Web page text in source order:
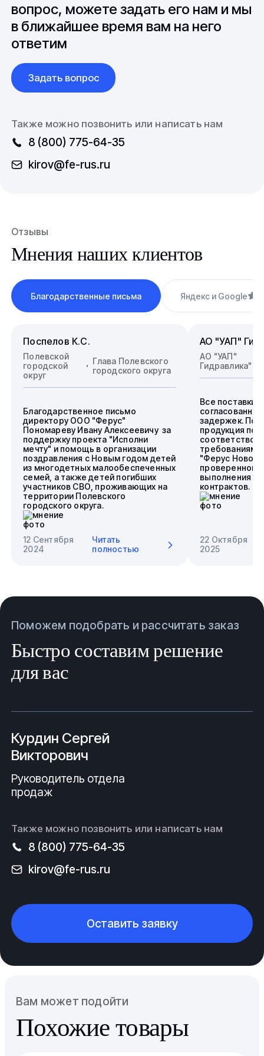
вопрос, можете задать его нам и мы
в ближайшее время вам на него
ответим
Задать вопрос
Также можно позвонить или написать нам
8 (800) 775-64-35
kirov@fe-rus.ru
Отзывы
Мнения наших клиентов
Благодарственные письма Яндекс и Google
Поспелов К.С.
Полевской
городской
округ
Глава Полевского
городского округа
Благодарственное письмо
директору ООО "Ферус"
Пономареву Ивану Алексеевичу за
поддержку проекта "Исполни
мечту" и помощь в организации
поздравления с Новым годом детей
из многодетных малообеспеченных
семей, а также детей погибших
участников СВО, проживающих на
территории Полевского
городского округа.
12 Сентября
2024
Читать
полностью
АО "УАП"
АО "УАП"
Гидравлика"
Все поставки
задержек.
продукция
требованиям.
"Ферус
проверенного
выполнения
контрактов.
22 Октября
2025
Поможем подобрать и рассчитать заказ
Быстро составим решение
для вас
Курдин Сергей
Викторович
Руководитель отдела
продаж
Также можно позвонить или написать нам
8 (800) 775-64-35
kirov@fe-rus.ru
Оставить заявку
Вам может подойти
Похожие товары